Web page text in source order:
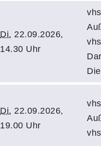
Di. 22.09.2026,
14.30 Uhr
vhs
Di. 22.09.2026,
19.00 Uhr